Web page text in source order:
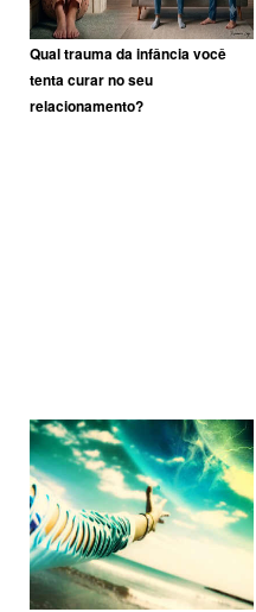
Qual trauma da infância você
tenta curar no seu
relacionamento?